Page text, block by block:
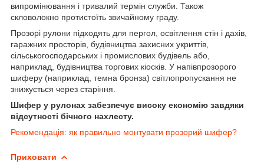
випромінювання і тривалий термін служби. Також
скловолокно протистоїть звичайному граду.
Прозорі рулони підходять для пергол, освітлення стін і дахів,
гаражних просторів, будівництва захисних укриттів,
сільськогосподарських і промислових будівель або,
наприклад, будівництва торгових кіосків. У напівпрозорого
шиферу (наприклад, темна бронза) світлопропускання не
знижується через старіння.
Шифер у рулонах забезпечує високу економію завдяки
відсутності бічного нахлесту.
Рекомендація: як правильно монтувати прозорий шифер?
Приховати